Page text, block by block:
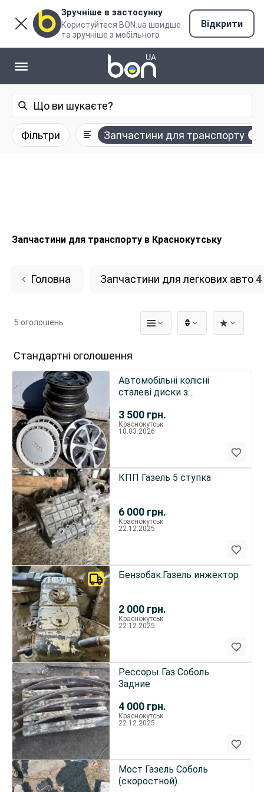
Зручніше в застосунку
Користуйтеся BON.ua швидше
та зручніше з мобільного
Відкрити
Фільтри Запчастини для транспорту
Запчастини для транспорту в Краснокутську
Головна Запчастини для легкових авто4
₴
5 оголошень
Стандартні оголошення
3 500 грн.
Автомобільні колісні
сталеві диски з
Краснокутськ
10.03.2026
6 000 грн.
КПП Газель 5 ступка
Краснокутськ
22.12.2025
2 000 грн.
Бензобак.Газель инжектор
Краснокутськ
22.12.2025
4 000 грн.
Рессоры Газ Соболь
Задние
Краснокутськ
22.12.2025
Мост Газель Соболь
(скоростной)